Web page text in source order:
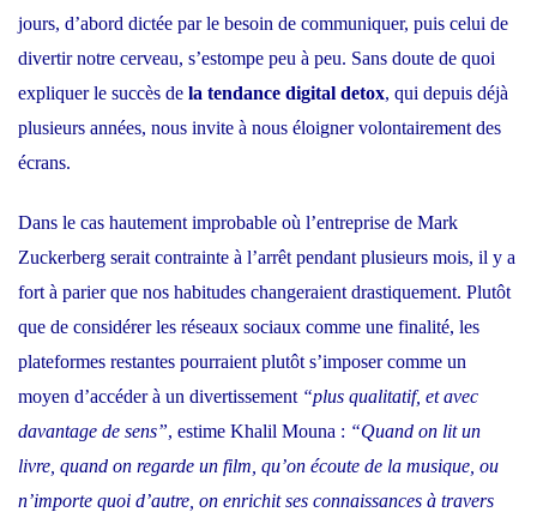
jours, d’abord dictée par le besoin de communiquer, puis celui de
divertir notre cerveau, s’estompe peu à peu. Sans doute de quoi
expliquer le succès de la tendance digital detox, qui depuis déjà
plusieurs années, nous invite à nous éloigner volontairement des
écrans.
Dans le cas hautement improbable où l’entreprise de Mark
Zuckerberg serait contrainte à l’arrêt pendant plusieurs mois, il y a
fort à parier que nos habitudes changeraient drastiquement. Plutôt
que de considérer les réseaux sociaux comme une finalité, les
plateformes restantes pourraient plutôt s’imposer comme un
moyen d’accéder à un divertissement “plus qualitatif, et avec
davantage de sens”, estime Khalil Mouna : “Quand on lit un
livre, quand on regarde un film, qu’on écoute de la musique, ou
n’importe quoi d’autre, on enrichit ses connaissances à travers